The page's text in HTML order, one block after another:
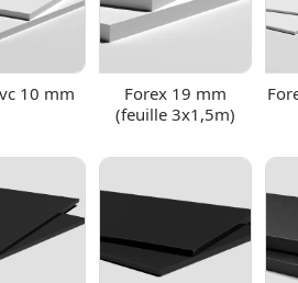
10 mm
Forex 19 mm
(feuille 3x1,5m)